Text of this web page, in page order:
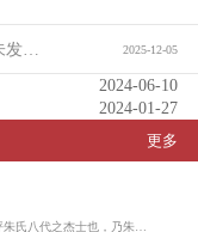
2025-12-05
2024-06-10
2024-01-27
更多